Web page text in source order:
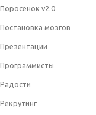
Поросенок v2.0
Постановка мозгов
Презентации
Программисты
Радости
Рекрутинг